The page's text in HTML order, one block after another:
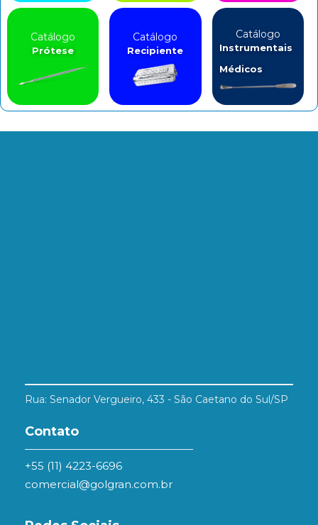
Catálogo
Prótese
Catálogo
Recipiente
Catálogo
Instrumentais
Médicos
Rua: Senador Vergueiro, 433 - São Caetano do Sul/SP
Contato
+55 (11) 4223-6696
comercial@golgran.com.br